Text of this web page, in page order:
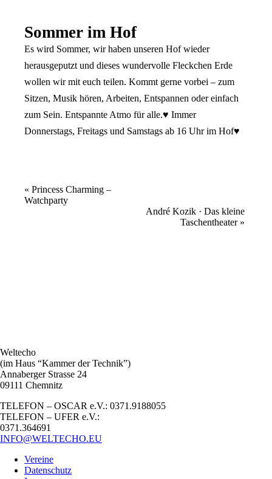
Sommer im Hof
Es wird Sommer, wir haben unseren Hof wieder
herausgeputzt und dieses wundervolle Fleckchen Erde
wollen wir mit euch teilen. Kommt gerne vorbei – zum
Sitzen, Musik hören, Arbeiten, Entspannen oder einfach
zum Sein. Entspannte Atmo für alle.♥ Immer
Donnerstags, Freitags und Samstags ab 16 Uhr im Hof♥
Veranstaltung
Navigation
« Princess Charming –
Watchparty
André Kozik · Das kleine
Taschentheater »
Weltecho
(im Haus “Kammer der Technik”)
Annaberger Strasse 24
09111 Chemnitz
TELEFON – OSCAR e.V.: 0371.9188055
TELEFON – UFER e.V.:
0371.364691
INFO@WELTECHO.EU
Vereine
Datenschutz